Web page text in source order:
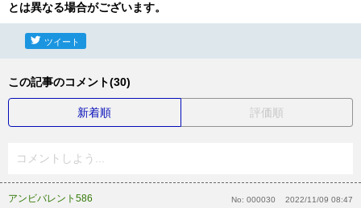
とは異なる場合がございます。
ツイート
この記事のコメント(30)
新着順 評価順
コメントしよう...
アンビバレント586 No: 000030 2022/11/09 08:47